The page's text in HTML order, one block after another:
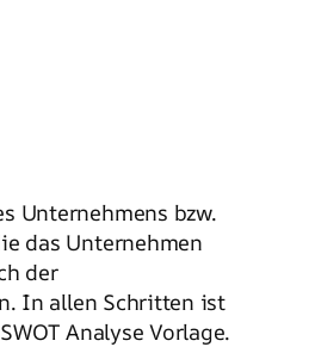
Unternehmens bzw.
das Unternehmen
der
In allen Schritten ist
Analyse Vorlage.